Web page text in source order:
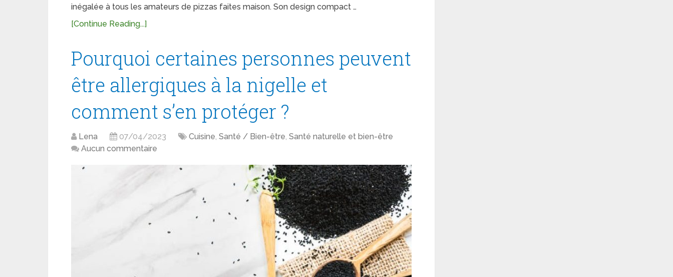
inégalée à tous les amateurs de pizzas faites maison. Son design compact …
[Continue Reading...]
Pourquoi certaines personnes peuvent
être allergiques à la nigelle et
comment s’en protéger ?
Lena 07/04/2023 Cuisine, Santé / Bien-être, Santé naturelle et bien-être
Aucun commentaire